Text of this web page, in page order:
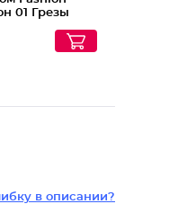
01 Грезы
в описании?